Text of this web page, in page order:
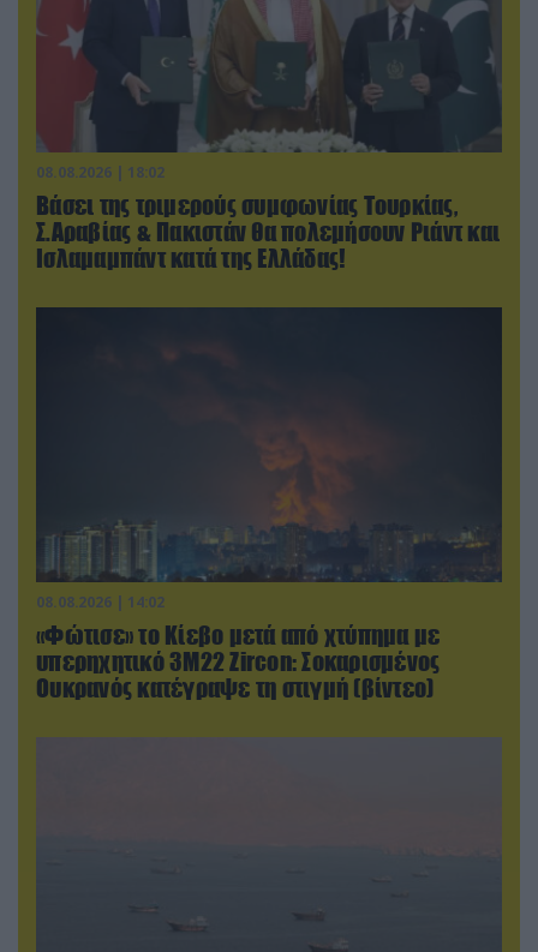
08.08.2026 | 18:02
Βάσει της τριμερούς συμφωνίας Τουρκίας,
Σ.Αραβίας & Πακιστάν θα πολεμήσουν Ριάντ και
Ισλαμαμπάντ κατά της Ελλάδας!
08.08.2026 | 14:02
«Φώτισε» το Κίεβο μετά από χτύπημα με
υπερηχητικό 3M22 Zircon: Σοκαρισμένος
Ουκρανός κατέγραψε τη στιγμή (βίντεο)